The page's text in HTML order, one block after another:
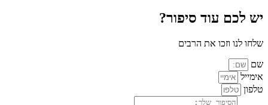
יש לכם עוד סיפור?
שלחו לנו וזכו את הרבים
שם
אימייל
טלפון